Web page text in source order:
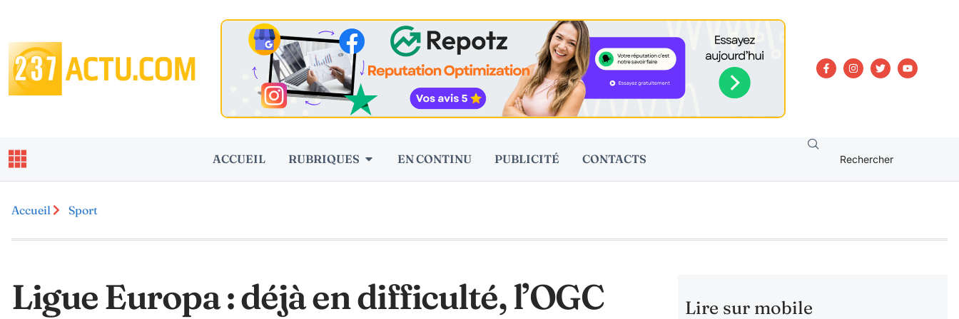
ACCUEIL RUBRIQUES EN CONTINU PUBLICITÉ CONTACTS
Accueil Sport
Ligue Europa : déjà en difficulté, l’OGC Lire sur mobile